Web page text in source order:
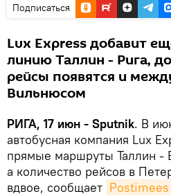
Подписаться
Lux Express добавит
линию Таллин - Рига,
рейсы появятся и
Вильнюсом
РИГА, 17 июн - Sputnik. В
автобусная компания Lux
прямые маршруты Таллин -
а количество рейсов в
вдвое, сообщает Postimees